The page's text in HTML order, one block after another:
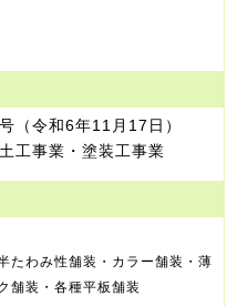
（令和6年11月17日）
工事業・塗装工事業
たわみ性舗装・カラー舗装・薄
舗装・各種平板舗装